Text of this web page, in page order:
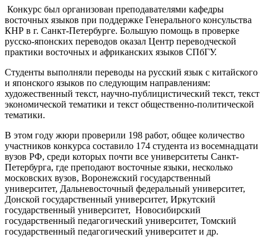
Конкурс был организован преподавателями кафедры
восточных языков при поддержке Генерального консульства
КНР в г. Санкт-Петербурге. Большую помощь в проверке
русско-японских переводов оказал Центр переводческой
практики восточных и африканских языков СПбГУ.
Студенты выполняли переводы на русский язык с китайского
и японского языков по следующим направлениям:
художественный текст, научно-публицистический текст, текст
экономической тематики и текст общественно-политической
тематики.
В этом году жюри проверили 198 работ, общее количество
участников конкурса составило 174 студента из восемнадцати
вузов РФ, среди которых почти все университеты Санкт-
Петербурга, где преподают восточные языки, несколько
московских вузов, Воронежский государственный
университет, Дальневосточный федеральный университет,
Донской государственный университет, Иркутский
государственный университет, Новосибирский
государственный педагогический университет, Томский
государственный педагогический университет и др.